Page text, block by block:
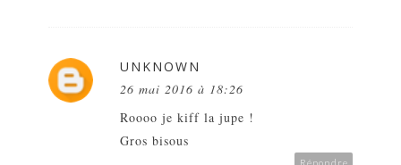
UNKNOWN
26 mai 2016 à 18:26
Roooo je kiff la jupe !
Gros bisous
Répondre